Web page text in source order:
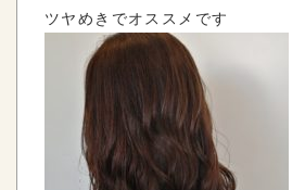
ツヤめきでオススメです